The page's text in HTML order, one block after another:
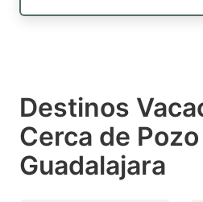
Destinos
Cerca de
Guadalajara